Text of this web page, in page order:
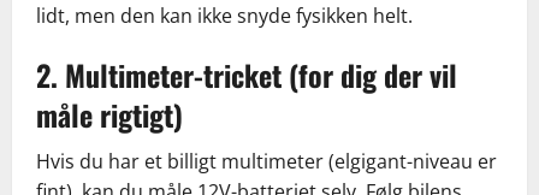
lidt, men den kan ikke snyde fysikken helt.
2. Multimeter-tricket (for dig der vil
måle rigtigt)
Hvis du har et billigt multimeter (elgigant-niveau er